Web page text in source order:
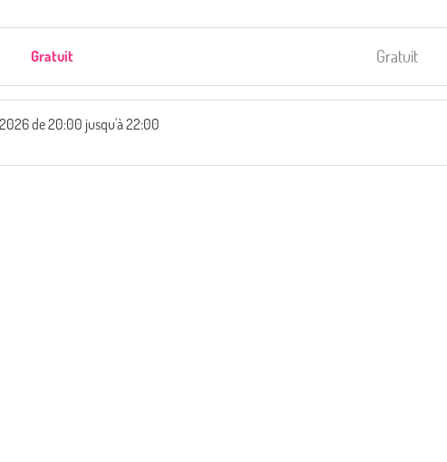
Gratuit Gratuit
de 20:00 jusqu'à 22:00